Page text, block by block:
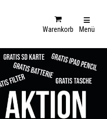
Warenkorb Menü